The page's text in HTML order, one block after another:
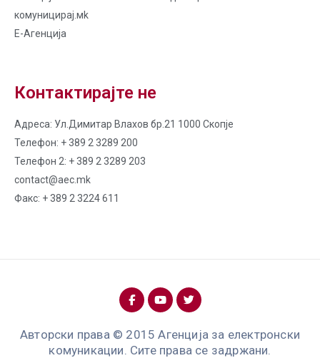
комуницирај.мk
Е-Агенција
Контактирајте не
Адреса: Ул.Димитар Влахов бр.21 1000 Скопје
Телефон: + 389 2 3289 200
Телефон 2: + 389 2 3289 203
contact@aec.mk
Факс: + 389 2 3224 611
Авторски права © 2015 Агенција за електронски
комуникации. Сите права се задржани.